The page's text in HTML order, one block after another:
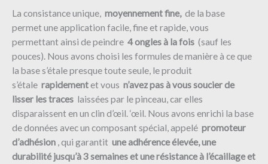
La consistance unique, moyennement fine, de la base
permet une application facile, fine et rapide, vous
permettant ainsi de peindre 4 ongles à la fois (sauf les
pouces). Nous avons choisi les formules de manière à ce que
la base s’étale presque toute seule, le produit
s’étale rapidementet vous n’avez pas à vous soucier de
lisser les traces laissées par le pinceau, car elles
disparaissent en un clin d’œil. ‘œil. Nous avons enrichi la base
de données avec un composant spécial, appelé promoteur
d’adhésion , qui garantit une adhérence élevée, une
durabilité jusqu’à 3 semaines et une résistance à l’écaillage et